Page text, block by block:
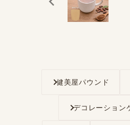
健美屋パウンド
デコレーション